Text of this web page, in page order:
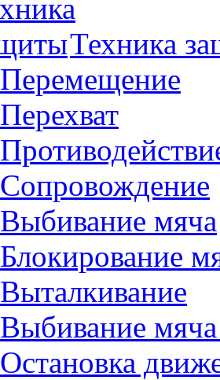
Техника
Перемещение
Перехват
Сопровождение
Выбивание мяча
Блокирование
Выталкивание
Выбивание
Остановка